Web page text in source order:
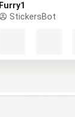
Furry1
StickersBot